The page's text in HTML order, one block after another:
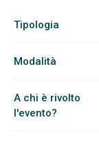
Tipologia
Modalità
A chi è rivolto
l'evento?